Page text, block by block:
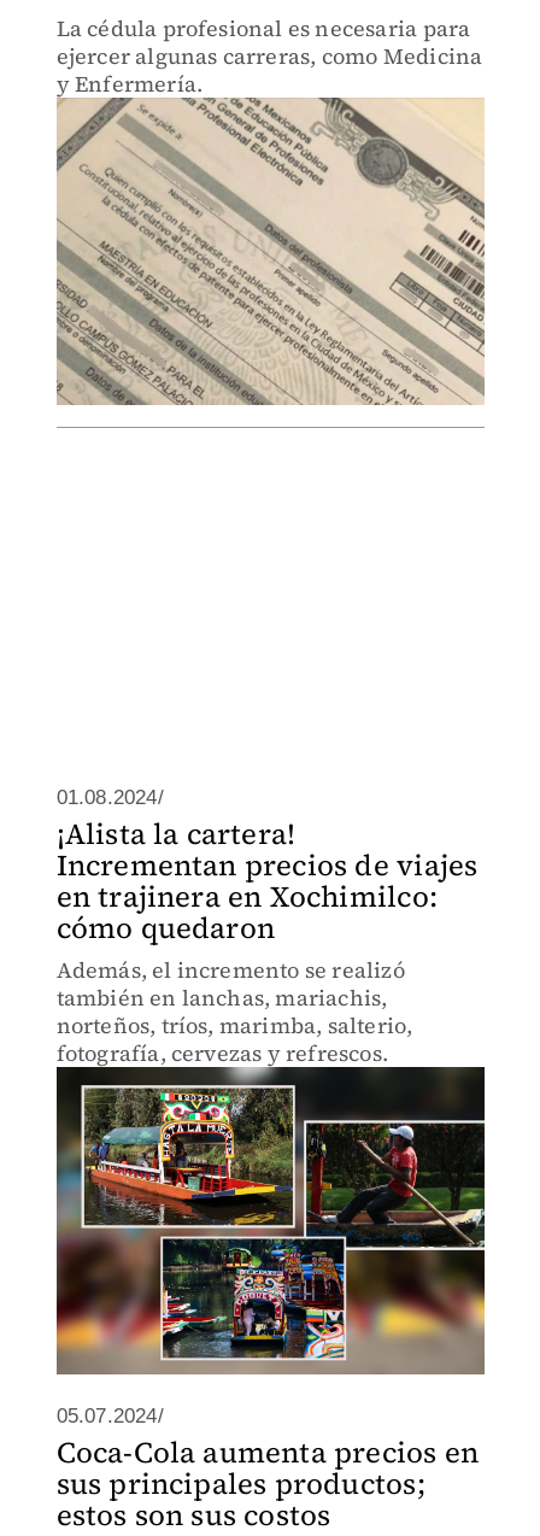
La cédula profesional es necesaria para
ejercer algunas carreras, como Medicina
y Enfermería.
01.08.2024/
¡Alista la cartera!
Incrementan precios de viajes
en trajinera en Xochimilco:
cómo quedaron
Además, el incremento se realizó
también en lanchas, mariachis,
norteños, tríos, marimba, salterio,
fotografía, cervezas y refrescos.
05.07.2024/
Coca-Cola aumenta precios en
sus principales productos;
estos son sus costos